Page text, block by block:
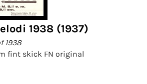
1938 (1937)
1938
fint skick FN original